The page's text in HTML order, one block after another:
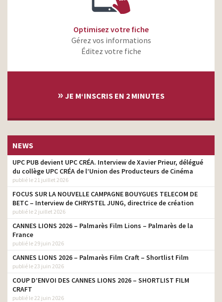
Optimisez votre fiche
Gérez vos informations
Éditez votre fiche
» JE M‘INSCRIS EN 2 MINUTES
NEWS
UPC PUB devient UPC CRÉA. Interview de Xavier Prieur, délégué
du collège UPC CRÉA de l’Union des Producteurs de Cinéma
publié le 21 juillet 2026
FOCUS SUR LA NOUVELLE CAMPAGNE BOUYGUES TELECOM DE
BETC – Interview de CHRYSTEL JUNG, directrice de création
publié le 2 juillet 2026
CANNES LIONS 2026 – Palmarès Film Lions – Palmarès de la
France
publié le 29 juin 2026
CANNES LIONS 2026 – Palmarès Film Craft – Shortlist Film
publié le 23 juin 2026
COUP D’ENVOI DES CANNES LIONS 2026 – SHORTLIST FILM
CRAFT
publié le 22 juin 2026